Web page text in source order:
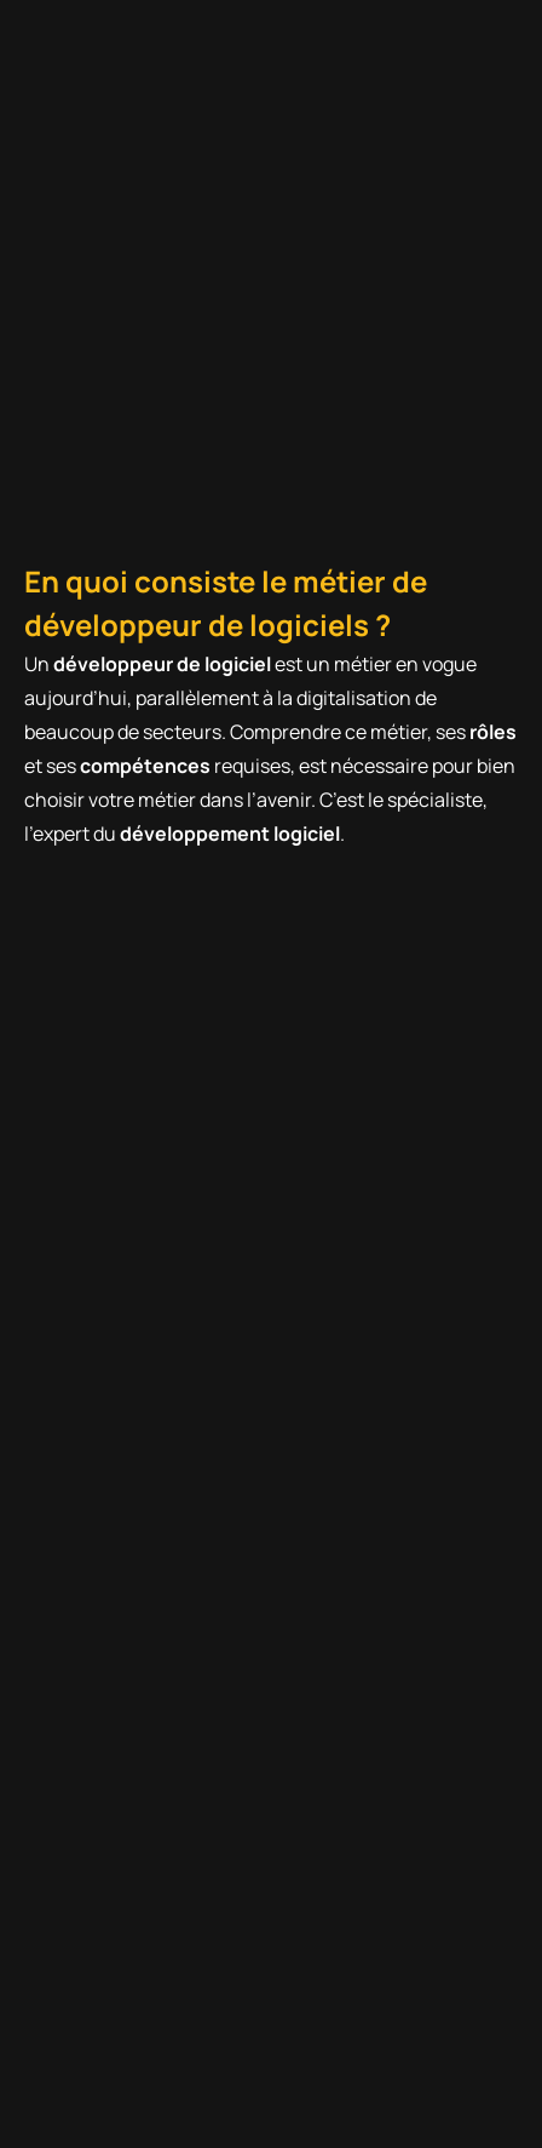
En quoi consiste le métier de
développeur de logiciels ?
Undéveloppeur de logicielest un métier en vogue
aujourd’hui, parallèlement à la digitalisation de
beaucoup de secteurs. Comprendre ce métier, sesrôles
et sescompétences requises, est nécessaire pour bien
choisir votre métier dans l’avenir. C’est le spécialiste,
l’expert dudéveloppement logiciel.